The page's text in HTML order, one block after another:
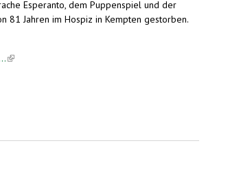
Esperanto, dem Puppenspiel und der
81 Jahren im Hospiz in Kempten gestorben.
(link is external)